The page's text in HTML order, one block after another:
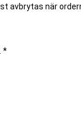
avbrytas när
*